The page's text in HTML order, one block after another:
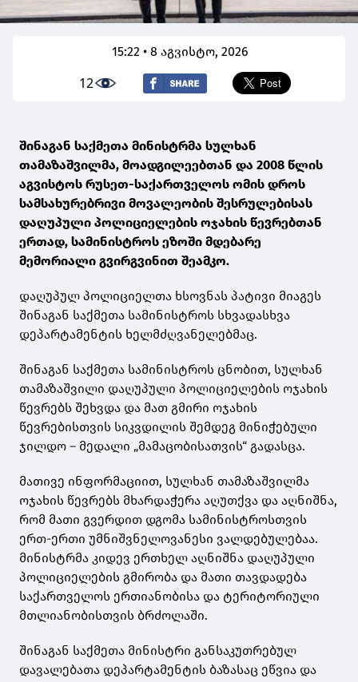
15:22 • 8 აგვისტო, 2026
12
შინაგან საქმეთა მინისტრმა სულხან
თამაზაშვილმა, მოადგილეებთან და 2008 წლის
აგვისტოს რუსეთ-საქართველოს ომის დროს
სამსახურებრივი მოვალეობის შესრულებისას
დაღუპული პოლიციელების ოჯახის წევრებთან
ერთად, სამინისტროს ეზოში მდებარე
მემორიალი გვირგვინით შეამკო.
დაღუპულ პოლიციელთა ხსოვნას პატივი მიაგეს
შინაგან საქმეთა სამინისტროს სხვადასხვა
დეპარტამენტის ხელმძღვანელებმაც.
შინაგან საქმეთა სამინისტროს ცნობით, სულხან
თამაზაშვილი დაღუპული პოლიციელების ოჯახის
წევრებს შეხვდა და მათ გმირი ოჯახის
წევრებისთვის სიკვდილის შემდეგ მინიჭებული
ჯილდო – მედალი „მამაცობისათვის“ გადასცა.
მათივე ინფორმაციით, სულხან თამაზაშვილმა
ოჯახის წევრებს მხარდაჭერა აღუთქვა და აღნიშნა,
რომ მათი გვერდით დგომა სამინისტროსთვის
ერთ-ერთი უმნიშვნელოვანესი ვალდებულებაა.
მინისტრმა კიდევ ერთხელ აღნიშნა დაღუპული
პოლიციელების გმირობა და მათი თავდადება
საქართველოს ერთიანობისა და ტერიტორიული
მთლიანობისთვის ბრძოლაში.
შინაგან საქმეთა მინისტრი განსაკუთრებულ
დავალებათა დეპარტამენტის ბაზასაც ეწვია და